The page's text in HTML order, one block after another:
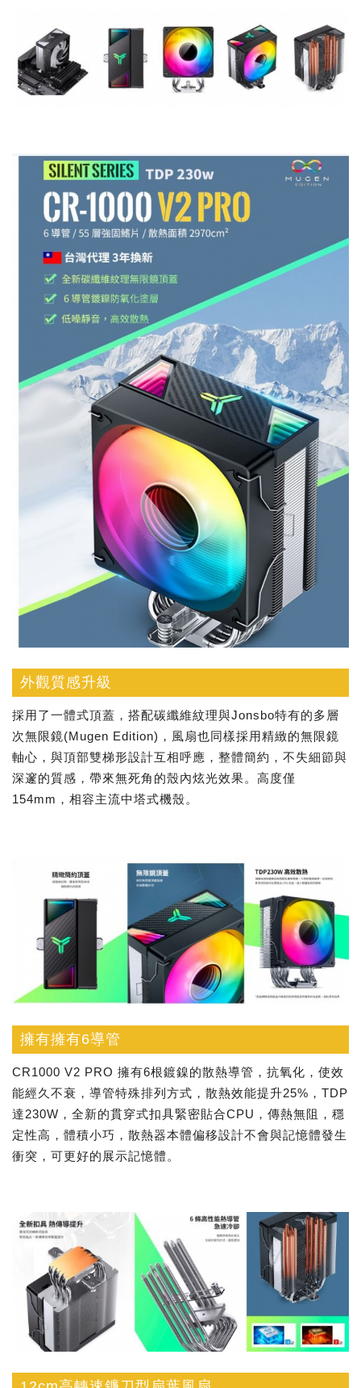
外觀質感升級
採用了一體式頂蓋，搭配碳纖維紋理與Jonsbo特有的多層
次無限鏡(Mugen Edition)，風扇也同樣採用精緻的無限鏡
軸心，與頂部雙梯形設計互相呼應，整體簡約，不失細節與
深邃的質感，帶來無死角的殼內炫光效果。高度僅
154mm，相容主流中塔式機殼。
擁有擁有6導管
CR1000 V2 PRO 擁有6根鍍鎳的散熱導管，抗氧化，使效
能經久不衰，導管特殊排列方式，散熱效能提升25%，TDP
達230W，全新的貫穿式扣具緊密貼合CPU，傳熱無阻，穩
定性高，體積小巧，散熱器本體偏移設計不會與記憶體發生
衝突，可更好的展示記憶體。